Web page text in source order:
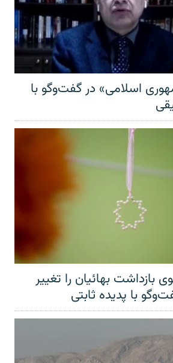
اسلامی» در گفت‌وگو با
بازداشت بهائیان را تغییر
با پدیده ثابتی